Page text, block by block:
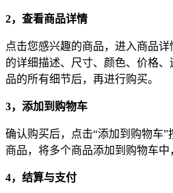
2，查看商品详情
点击您感兴趣的商品，进入商品
的详细描述、尺寸、颜色、价格
品的所有细节后，再进行购买。
3，添加到购物车
确认购买后，点击“添加到购物车
商品，将多个商品添加到购物车中
4，结算与支付